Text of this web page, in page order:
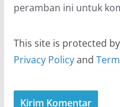
peramban ini untuk
This site is protected
Privacy Policyand